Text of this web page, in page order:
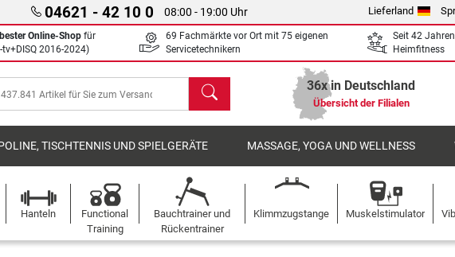
04621 - 42 10 0 08:00 - 19:00 Uhr Lieferland
Online-Shop für
2016-2024)
69 Fachmärkte vor Ort mit 75 eigenen
Servicetechnikern
Seit 42
Heimfitness
Suchen 36x in Deutschland
Übersicht der Filialen
TISCHTENNIS UND SPIELGERÄTE MASSAGE, YOGA UND WELLNESS
Hanteln
Functional
Training
Bauchtrainer und
Rückentrainer
Klimmzugstange Muskelstimulator